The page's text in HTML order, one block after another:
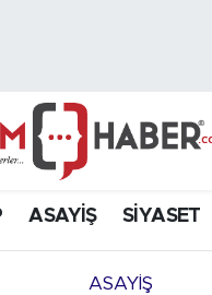
ASAYİŞ SİYASET
ASAYİŞ
Puan Durumu ve